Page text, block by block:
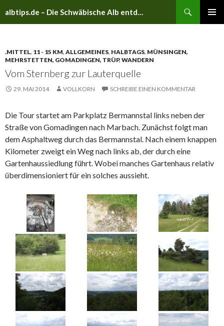
albtips.de – Die Schwäbische Alb entdecken
.MITTEL, 11 - 15 KM, ALLGEMEINES, HALBTAGS, MÜNSINGEN,
MEHRSTETTEN, GOMADINGEN, TRÜP, WANDERN
Vom Sternberg zur Lauterquelle
29. MAI 2014 VOLLKORN SCHREIBE EINEN KOMMENTAR
Die Tour startet am Parkplatz Bermannstal links neben der
Straße von Gomadingen nach Marbach. Zunächst folgt man
dem Asphaltweg durch das Bermannstal. Nach einem knappen
Kilometer zweigt ein Weg nach links ab, der durch eine
Gartenhaussiedlung führt. Wobei manches Gartenhaus relativ
überdimensioniert für ein solches aussieht.